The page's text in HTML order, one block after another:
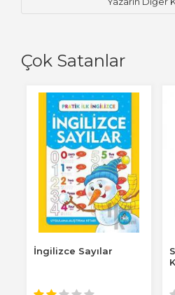
Çok Satanlar
İngilizce Sayılar